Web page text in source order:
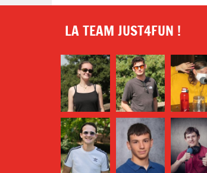
LA TEAM JUST4FUN !